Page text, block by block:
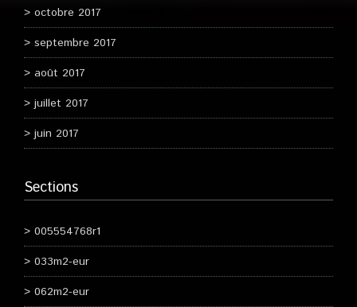
octobre 2017
septembre 2017
août 2017
juillet 2017
juin 2017
Sections
005554768r1
033m2-eur
062m2-eur